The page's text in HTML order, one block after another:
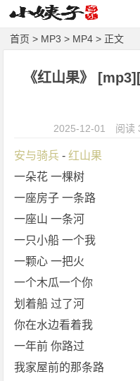
首页 > MP3 > MP4 > 正文
《红山果》
2025-12-01 阅读
安与骑兵 - 红山果
一朵花 一棵树
一座房子 一条路
一座山 一条河
一只小船 一个我
一颗心 一把火
一个木瓜一个你
划着船 过了河
你在水边看着我
一年前 你路过
我家屋前的那条路